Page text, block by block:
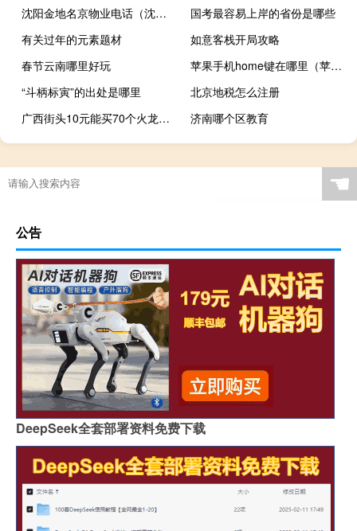
沈阳金地名京物业电话（沈阳金地名京）
国考最容易上岸的省份是哪些
有关过年的元素题材
如意客栈开局攻略
春节云南哪里好玩
苹果手机home键在哪里（苹果home键在哪）
“斗柄标寅”的出处是哪里
北京地税怎么注册
广西街头10元能买70个火龙果引围观：外地网友惊叹 太便宜了
济南哪个区教育
☚
公告
DeepSeek全套部署资料免费下载